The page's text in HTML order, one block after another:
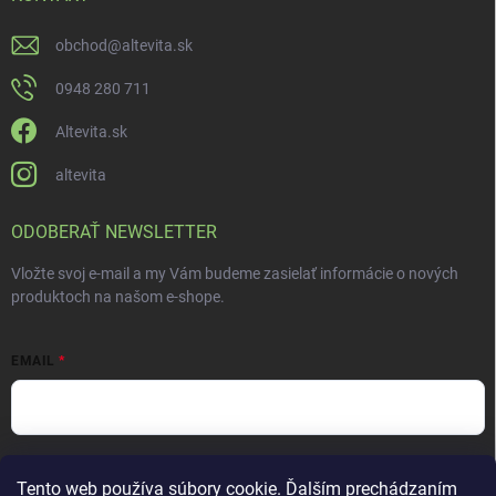
Tento web používa súbory cookie. Ďalším prechádzaním
obchod@altevita.sk
0948 280 711
Altevita.sk
altevita
ODOBERAŤ NEWSLETTER
Vložte svoj e-mail a my Vám budeme zasielať informácie o nových
produktoch na našom e-shope.
EMAIL